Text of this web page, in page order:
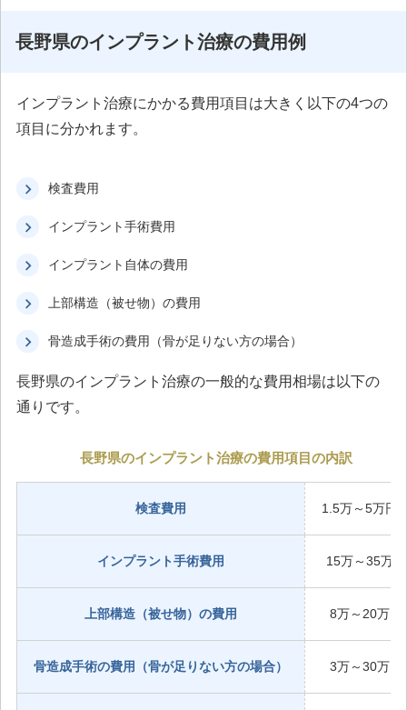
長野県のインプラント治療の費用例
インプラント治療にかかる費用項目は大きく以下の4つの
項目に分かれます。
検査費用
インプラント手術費用
インプラント自体の費用
上部構造（被せ物）の費用
骨造成手術の費用（骨が足りない方の場合）
長野県のインプラント治療の一般的な費用相場は以下の
通りです。
長野県のインプラント治療の費用項目の内訳
検査費用 1.5万～5万円
インプラント手術費用 15万～35万
上部構造（被せ物）の費用 8万～20万
骨造成手術の費用（骨が足りない方の場合） 3万～30万